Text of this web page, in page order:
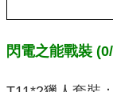
閃電之能戰裝